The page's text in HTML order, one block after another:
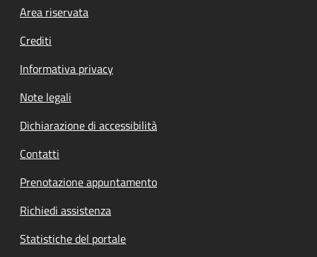
Footer menu
Area riservata
Crediti
Informativa privacy
Note legali
Dichiarazione di accessibilità
Contatti
Prenotazione appuntamento
Richiedi assistenza
Statistiche del portale